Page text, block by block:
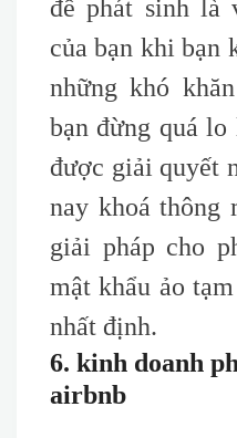
đề phát sinh là
của bạn khi bạn
những khó
bạn đừng quá lo
được giải quyết
nay khoá thông
giải pháp cho
mật khẩu ảo
nhất định.
6. kinh doanh
airbnb